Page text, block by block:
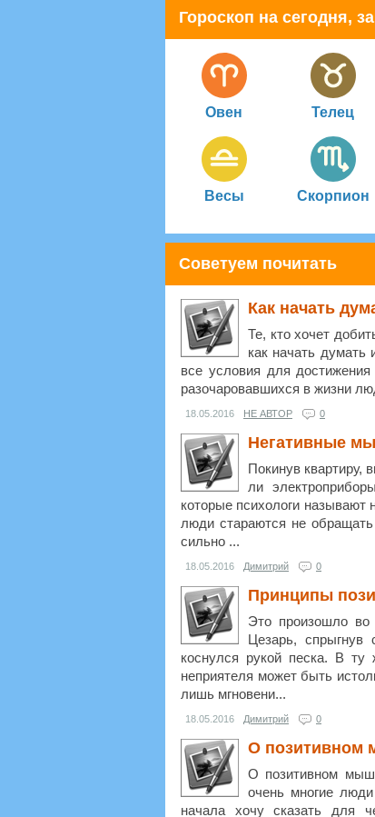
Гороскоп на сегодня,
Овен Телец
Весы Скорпион
Советуем почитать
Как начать
Те, кто хочет
как начать думать
все условия для
разочаровавшихся в жизни
18.05.2016 НЕ АВТОР 0
Негативные
Покинув квартиру,
ли
которые психологи называют
люди стараются не
сильно ...
18.05.2016 Димитрий 0
Принципы
Это произошло
Цезарь, спрыгнув
коснулся рукой песка. В
неприятеля может быть
лишь мгновени...
18.05.2016 Димитрий 0
О позитивном
О позитивном
очень многие
начала хочу сказать для